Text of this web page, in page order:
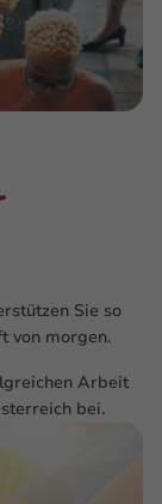
Sie so
von morgen.
Arbeit
bei.